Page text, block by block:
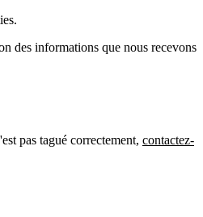
des informations que nous recevons
pas tagué correctement, contactez-